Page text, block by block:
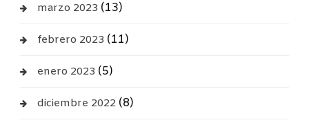
marzo 2023 (13)
febrero 2023 (11)
enero 2023 (5)
diciembre 2022 (8)